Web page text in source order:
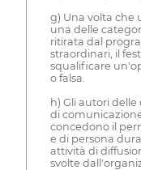
g) Una volta che
una delle
ritirata dal
straordinari, il
squalificare
o falsa.
h) Gli autori
di
concedono il
e di persona
attività di
svolte